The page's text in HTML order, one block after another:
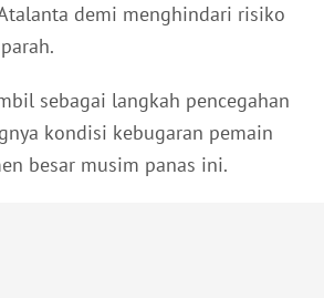
demi menghindari risiko
sebagai langkah pencegahan
kondisi kebugaran pemain
besar musim panas ini.